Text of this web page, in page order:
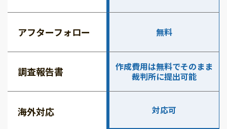
アフターフォロー 無料
調査報告書
作成費用は無料でそのまま
裁判所に提出可能
海外対応 対応可